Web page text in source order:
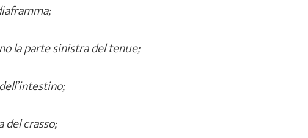
la parte sinistra del tenue;
del crasso;